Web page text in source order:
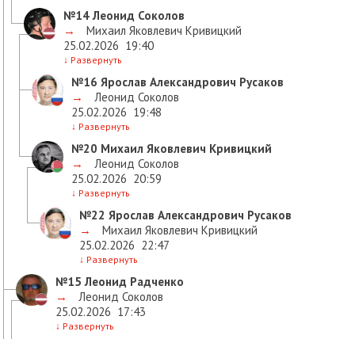
№14Леонид Соколов
→
Михаил Яковлевич Кривицкий
25.02.2026 19:40
↓ Развернуть
№16 Ярослав Александрович Русаков
→
Леонид Соколов
25.02.2026 19:48
↓ Развернуть
№20 Михаил Яковлевич Кривицкий
→
Леонид Соколов
25.02.2026 20:59
↓ Развернуть
№22 Ярослав Александрович Русаков
→
Михаил Яковлевич Кривицкий
25.02.2026 22:47
↓ Развернуть
№15 Леонид Радченко
→
Леонид Соколов
25.02.2026 17:43
↓ Развернуть